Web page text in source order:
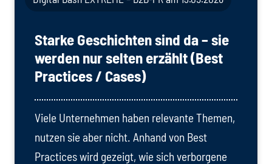
Starke Geschichten sind da – sie
werden nur selten erzählt (Best
Practices / Cases)
Viele Unternehmen haben relevante Themen,
nutzen sie aber nicht. Anhand von Best
Practices wird gezeigt, wie sich verborgene